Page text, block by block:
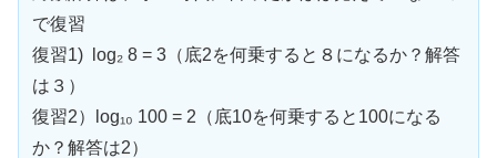
で復習
復習1) log₂ 8 = 3（底2を何乗すると８になるか？解答
は３）
復習2）log₁₀ 100 = 2（底10を何乗すると100になる
か？解答は2）